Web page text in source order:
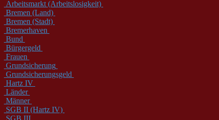
Arbeitsmarkt (Arbeitslosigkeit)
Bremen (Land)
Bremen (Stadt)
Bremerhaven
Bund
Bürgergeld
Frauen
Grundsicherung
Grundsicherungsgeld
Hartz IV
Länder
Männer
SGB II (Hartz IV)
SGB III